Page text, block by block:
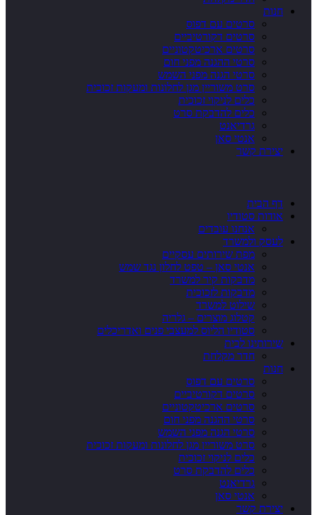
חנות
סרטים עם דפוס
סרטים דקורטיביים
סרטים ארכיטקטוניים
סרטי ההגנה מפני חום
סרטי הגנה מפני השמש
סרט משוריין מגן לחלונות ומעקות זכוכית
כלים לניקוי זכוכית
כלים להדבקת סרט
גרדיאנט
אנטי סאן
יצירת קשר
דף הבית
אודות סטודיו
אנחנו עובדים
לעסק ולמשרד
מפת שירותים עסקיים
אנטי סאן – טפט לחלון נגד שמש
מדבקות קיר למשרד
מדבקות לזכוכית
שילוט למשרד
קטלוג מוצרים – גלריה
סטודיו הליוס למעצבי פנים ואדריכלים
שירותינו לבית
חדר מקלחת
חנות
סרטים עם דפוס
סרטים דקורטיביים
סרטים ארכיטקטוניים
סרטי ההגנה מפני חום
סרטי הגנה מפני השמש
סרט משוריין מגן לחלונות ומעקות זכוכית
כלים לניקוי זכוכית
כלים להדבקת סרט
גרדיאנט
אנטי סאן
יצירת קשר